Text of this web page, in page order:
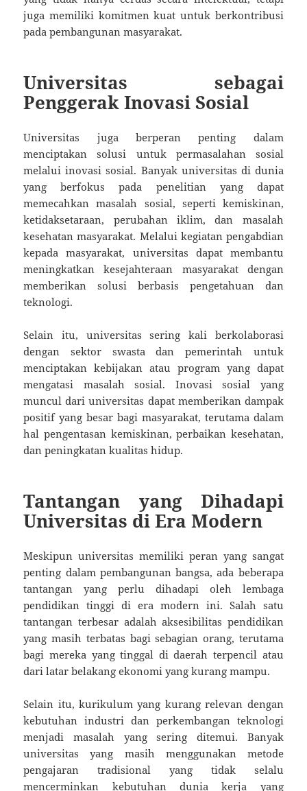
juga memiliki komitmen kuat untuk berkontribusi
pada pembangunan masyarakat.
Universitas sebagai
Penggerak Inovasi Sosial
Universitas juga berperan penting dalam
menciptakan solusi untuk permasalahan sosial
melalui inovasi sosial. Banyak universitas di dunia
yang berfokus pada penelitian yang dapat
memecahkan masalah sosial, seperti kemiskinan,
ketidaksetaraan, perubahan iklim, dan masalah
kesehatan masyarakat. Melalui kegiatan pengabdian
kepada masyarakat, universitas dapat membantu
meningkatkan kesejahteraan masyarakat dengan
memberikan solusi berbasis pengetahuan dan
teknologi.
Selain itu, universitas sering kali berkolaborasi
dengan sektor swasta dan pemerintah untuk
menciptakan kebijakan atau program yang dapat
mengatasi masalah sosial. Inovasi sosial yang
muncul dari universitas dapat memberikan dampak
positif yang besar bagi masyarakat, terutama dalam
hal pengentasan kemiskinan, perbaikan kesehatan,
dan peningkatan kualitas hidup.
Tantangan yang Dihadapi
Universitas di Era Modern
Meskipun universitas memiliki peran yang sangat
penting dalam pembangunan bangsa, ada beberapa
tantangan yang perlu dihadapi oleh lembaga
pendidikan tinggi di era modern ini. Salah satu
tantangan terbesar adalah aksesibilitas pendidikan
yang masih terbatas bagi sebagian orang, terutama
bagi mereka yang tinggal di daerah terpencil atau
dari latar belakang ekonomi yang kurang mampu.
Selain itu, kurikulum yang kurang relevan dengan
kebutuhan industri dan perkembangan teknologi
menjadi masalah yang sering ditemui. Banyak
universitas yang masih menggunakan metode
pengajaran tradisional yang tidak selalu
mencerminkan kebutuhan dunia kerja yang